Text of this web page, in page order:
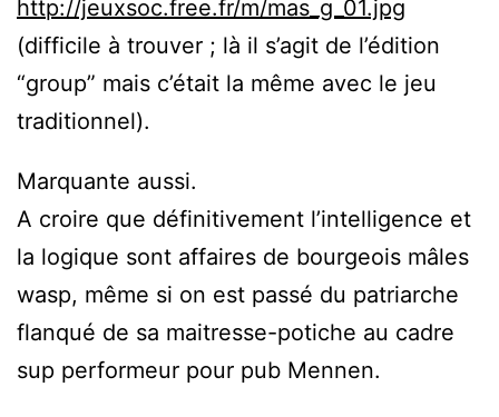
http://jeuxsoc.free.fr/m/mas_g_01.jpg
(difficile à trouver ; là il s’agit de l’édition
“group” mais c’était la même avec le jeu
traditionnel).
Marquante aussi.
A croire que définitivement l’intelligence et
la logique sont affaires de bourgeois mâles
wasp, même si on est passé du patriarche
flanqué de sa maitresse-potiche au cadre
sup performeur pour pub Mennen.